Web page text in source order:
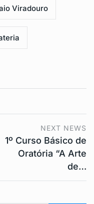
Viradouro
NEXT NEWS
1º Curso Básico de
Oratória “A Arte
de…